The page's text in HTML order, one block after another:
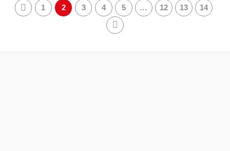
1 2 3 4 5 … 12 13 14